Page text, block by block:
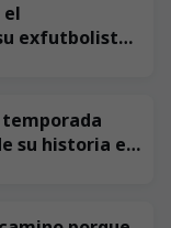
el
exfutbolista
temporada
su historia en
de